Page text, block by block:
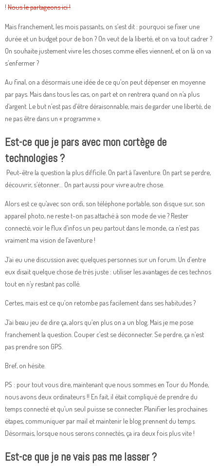
! Nous le partageons ici !
Mais franchement, les mois passants, on s’est dit : pourquoi se fixer une
durée et un budget pour de bon ? On veut de la liberté, et on va tout cadrer ?
On souhaite justement vivre les choses comme elles viennent, et on là on va
s’enfermer ?
Au final, on a désormais une idée de ce qu’on peut dépenser en moyenne
par pays. Mais dans tous les cas, on part et on rentrera quand on n’a plus
d’argent. Le but n’est pas d’être déraisonnable, mais de garder une liberté, de
ne pas être dans un « programme ».
Est-ce que je pars avec mon cortège de
technologies ?
Peut-être la question la plus difficile. On part à l’aventure. On part se perdre,
découvrir, s’étonner… On part aussi pour vivre autre chose.
Alors est ce qu’avec son ordi, son téléphone portable, son disque sur, son
appareil photo, ne reste t-on pas attaché à son mode de vie ? Rester
connecté, voir le flux d’infos un peu partout dans le monde, ca n’est pas
vraiment ma vision de l’aventure !
J’ai eu une discussion avec quelques personnes sur un forum. Un d’entre
eux disait quelque chose de très juste : utiliser les avantages de ces technos
tout en n’y restant pas collé.
Certes, mais est ce qu’on retombe pas facilement dans ses habitudes ?
J’ai beau jeu de dire ça, alors qu’en plus on a un blog. Mais je me pose
franchement la question. Couper c’est se déconnecter. Se perdre, ça n’est
pas prendre son GPS.
Bref, on hésite.
PS : pour tout vous dire, maintenant que nous sommes en Tour du Monde,
nous avons deux ordinateurs !! En fait, il était compliqué de prendre du
temps connecté et qu’un seul puisse se connecter. Planifier les prochaines
étapes, communiquer par mail et maintenir le blog prennent du temps.
Désormais, lorsque nous serons connectés, ça ira deux fois plus vite !
Est-ce que je ne vais pas me lasser ?